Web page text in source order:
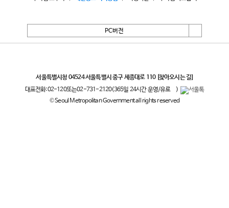
PC버전
서울특별시청 04524 서울특별시 중구 세종대로 110 [찾아오시는 길]
대표전화:02-120또는02-731-2120(365일 24시간 운영/유료
)
© Seoul Metropolitan Government all rights reserved